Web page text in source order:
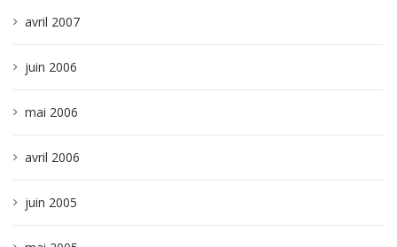
avril 2007
juin 2006
mai 2006
avril 2006
juin 2005